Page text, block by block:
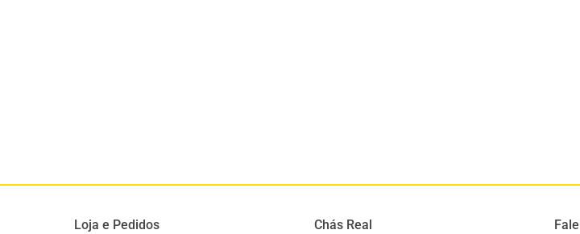
Loja e Pedidos Chás Real